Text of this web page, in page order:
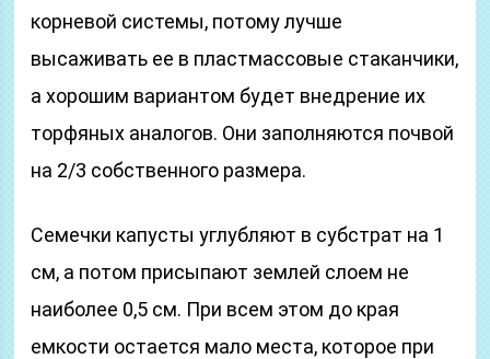
корневой системы, потому лучше
высаживать ее в пластмассовые стаканчики,
а хорошим вариантом будет внедрение их
торфяных аналогов. Они заполняются почвой
на 2/3 собственного размера.
Семечки капусты углубляют в субстрат на 1
см, а потом присыпают землей слоем не
наиболее 0,5 см. При всем этом до края
емкости остается мало места, которое при